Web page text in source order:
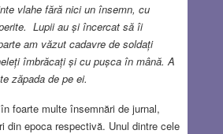
vlahe fără nici un însemn, cu
Lupii au și încercat să îi
am văzut cadavre de soldați
îmbrăcați și cu pușca în mână. A
zăpada de pe ei.
foarte multe însemnări de jurnal,
din epoca respectivă. Unul dintre cele